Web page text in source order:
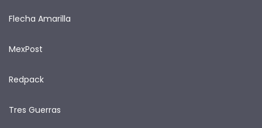
Flecha Amarilla
MexPost
Redpack
Tres Guerras